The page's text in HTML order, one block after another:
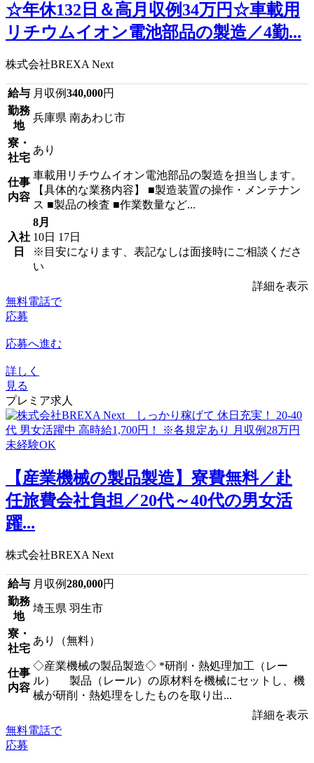
☆年休132日＆高月収例34万円☆車載用
リチウムイオン電池部品の製造／4勤...
株式会社BREXA Next
給与 月収例340,000円
勤務
地
兵庫県 南あわじ市
寮・
社宅
あり
仕事
内容
車載用リチウムイオン電池部品の製造を担当します。
【具体的な業務内容】 ■製造装置の操作・メンテナン
ス ■製品の検査 ■作業数量など...
入社
日
8月
10日 17日
※目安になります、表記なしは面接時にご相談くださ
い
詳細を表示
無料電話で
応募
応募へ進む
詳しく
見る
プレミア求人
【産業機械の製品製造】寮費無料／赴
任旅費会社負担／20代～40代の男女活
躍...
株式会社BREXA Next
給与 月収例280,000円
勤務
地
埼玉県 羽生市
寮・
社宅
あり（無料）
仕事
内容
◇産業機械の製品製造◇ *研削・熱処理加工（レー
ル） 製品（レール）の原材料を機械にセットし、機
械が研削・熱処理をしたものを取り出...
詳細を表示
無料電話で
応募